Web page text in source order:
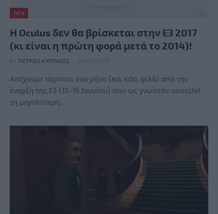
ΝΈΑ
Η Oculus δεν θα βρίσκεται στην E3 2017
(κι είναι η πρώτη φορά μετά το 2014)!
BY ΠΈΤΡΟΣ ΚΥΠΡΑΊΟΣ 01/05/2017
Απέχουμε περίπου ένα μήνα (και κάτι ψιλά) από την
έναρξη της Ε3 (13-15 Ιουνίου) που ως γνωστόν αποτελεί
τη μεγαλύτερη…